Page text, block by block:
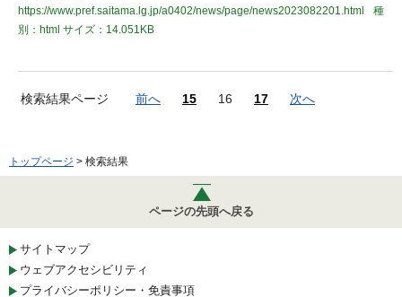
https://www.pref.saitama.lg.jp/a0402/news/page/news2023082201.html
種
別：html サイズ：14.051KB
検索結果ページ 前へ 15 16 17 次へ
トップページ > 検索結果
ページの先頭へ戻る
サイトマップ
ウェブアクセシビリティ
プライバシーポリシー・免責事項